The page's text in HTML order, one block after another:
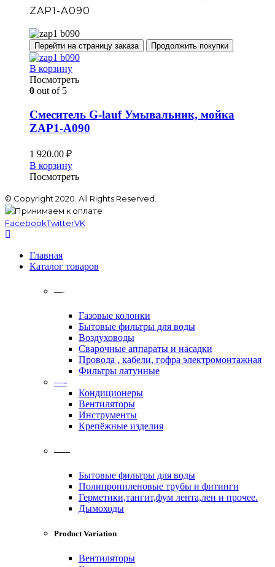
ZAP1-А090
Перейти на страницу заказа Продолжить покупки
В корзину
Посмотреть
0 out of 5
Смеситель G-lauf Умывальник, мойка
ZAP1-А090
1 920.00 ₽
В корзину
Посмотреть
© Copyright 2020. All Rights Reserved.
FacebookTwitterVK
Главная
Каталог товаров
—-
Газовые колонки
Бытовые фильтры для воды
Воздуховоды
Сварочные аппараты и насадки
Провода , кабели, гофра электромонтажная
Фильтры латунные
—-
Кондиционеры
Вентиляторы
Инструменты
Крепёжные изделия
——
Бытовые фильтры для воды
Полипропиленовые трубы и фитинги
Герметики,тангит,фум лента,лен и прочее.
Дымоходы
Product Variation
Вентиляторы